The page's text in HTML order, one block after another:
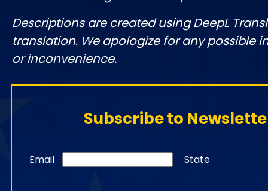
Descriptions are created using DeepL
translation. We apologize for any possible
or inconvenience.
Subscribe to
Email State